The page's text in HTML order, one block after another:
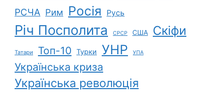
РСЧА Рим Росія Русь
Річ Посполита СРСР США Скіфи
Татари Топ-10 Турки УНР УПА
Українська криза
Українська революція